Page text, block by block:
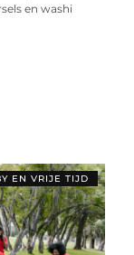
en washi
EN VRIJE TIJD